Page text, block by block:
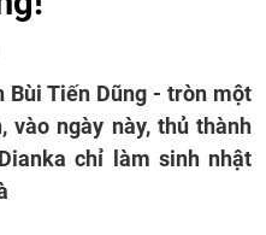
Bùi Tiến Dũng - tròn một
vào ngày này, thủ thành
chỉ làm sinh nhật